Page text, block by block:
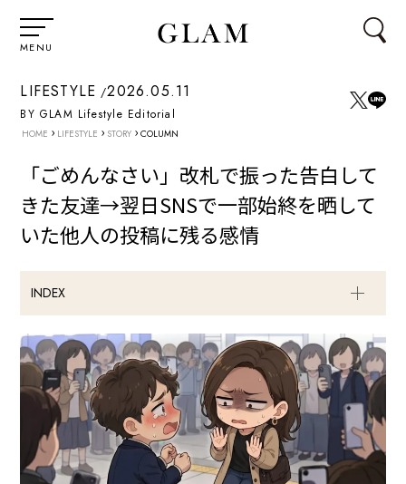
MENU
LIFESTYLE 2026.05.11
BY GLAM Lifestyle Editorial
HOME › LIFESTYLE › STORY › COLUMN
「ごめんなさい」改札で振った告白して
きた友達→翌日SNSで一部始終を晒して
いた他人の投稿に残る感情
INDEX